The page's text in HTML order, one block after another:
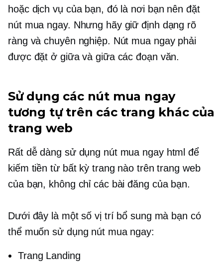
hoặc dịch vụ của bạn, đó là nơi bạn nên đặt
nút mua ngay. Nhưng hãy giữ định dạng rõ
ràng và chuyên nghiệp. Nút mua ngay phải
được đặt ở giữa và giữa các đoạn văn.
Sử dụng các nút mua ngay
tương tự trên các trang khác của
trang web
Rất dễ dàng sử dụng nút mua ngay html để
kiếm tiền từ bất kỳ trang nào trên trang web
của bạn, không chỉ các bài đăng của bạn.
Dưới đây là một số vị trí bổ sung mà bạn có
thể muốn sử dụng nút mua ngay:
Trang Landing